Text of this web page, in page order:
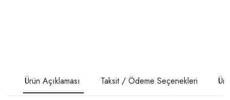
Ürün Açıklaması Taksit / Ödeme Seçenekleri